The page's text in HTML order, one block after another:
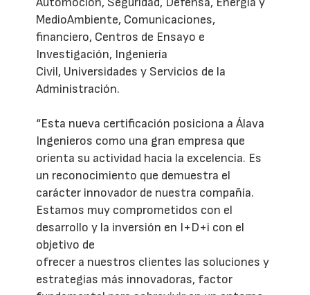
MedioAmbiente, Comunicaciones,
financiero, Centros de Ensayo e
Investigación, Ingeniería
Civil, Universidades y Servicios de la
Administración.
“Esta nueva certificación posiciona a Álava
Ingenieros como una gran empresa que
orienta su actividad hacia la excelencia. Es
un reconocimiento que demuestra el
carácter innovador de nuestra compañía.
Estamos muy comprometidos con el
desarrollo y la inversión en I+D+i con el
objetivo de
ofrecer a nuestros clientes las soluciones y
estrategias más innovadoras, factor